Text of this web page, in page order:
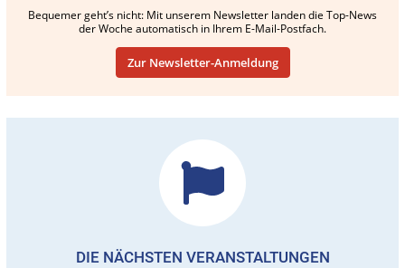
Bequemer geht’s nicht: Mit unserem Newsletter landen die Top-News
der Woche automatisch in Ihrem E-Mail-Postfach.
Zur Newsletter-Anmeldung
DIE NÄCHSTEN VERANSTALTUNGEN